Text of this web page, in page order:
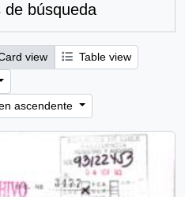
de búsqueda
view
Table view
ascendente